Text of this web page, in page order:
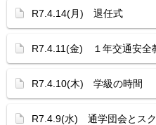
R7.4.14(月) 退任式
R7.4.11(金) １年交通安全
R7.4.10(木) 学級の時間
R7.4.9(水) 通学団会とス